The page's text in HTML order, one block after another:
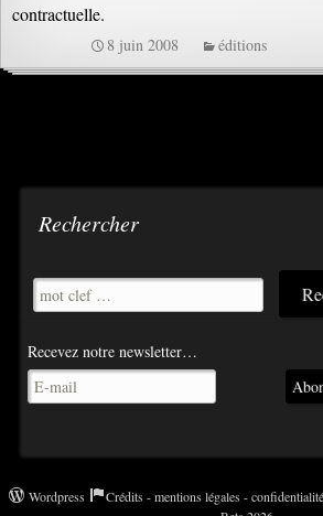
contractuelle.
8 juin 2008 éditions
Rechercher
Recevez notre newsletter…
Wordpress Crédits - mentions légales - confidentialité